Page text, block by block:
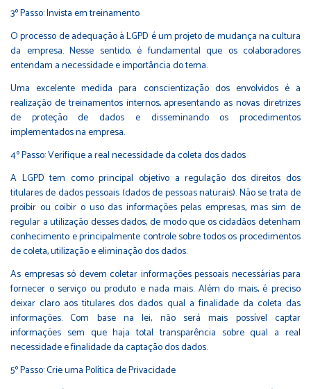
3º Passo: Invista em treinamento
O processo de adequação à LGPD é um projeto de mudança na cultura
da empresa. Nesse sentido, é fundamental que os colaboradores
entendam a necessidade e importância do tema.
Uma excelente medida para conscientização dos envolvidos é a
realização de treinamentos internos, apresentando as novas diretrizes
de proteção de dados e disseminando os procedimentos
implementados na empresa.
4º Passo: Verifique a real necessidade da coleta dos dados
A LGPD tem como principal objetivo a regulação dos direitos dos
titulares de dados pessoais (dados de pessoas naturais). Não se trata de
proibir ou coibir o uso das informações pelas empresas, mas sim de
regular a utilização desses dados, de modo que os cidadãos detenham
conhecimento e principalmente controle sobre todos os procedimentos
de coleta, utilização e eliminação dos dados.
As empresas só devem coletar informações pessoais necessárias para
fornecer o serviço ou produto e nada mais. Além do mais, é preciso
deixar claro aos titulares dos dados qual a finalidade da coleta das
informações. Com base na lei, não será mais possível captar
informações sem que haja total transparência sobre qual a real
necessidade e finalidade da captação dos dados.
5º Passo: Crie uma Política de Privacidade